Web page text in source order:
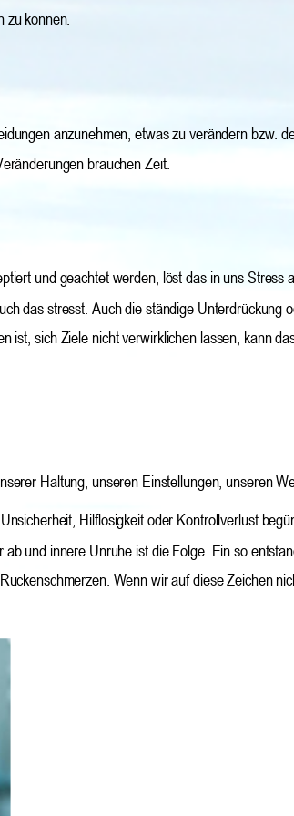
zu können.
anzunehmen, etwas zu verändern bzw.
brauchen Zeit.
und geachtet werden, löst das in uns
das stresst. Auch die ständige Unterdrückung
ist, sich Ziele nicht verwirklichen lassen, kann
Haltung, unseren Einstellungen, unseren
Hilflosigkeit oder Kontrollverlust
und innere Unruhe ist die Folge. Ein so
Wenn wir auf diese Zeichen